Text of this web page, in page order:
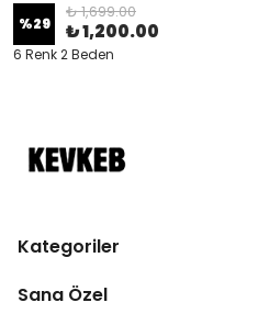
%29
₺ 1,699.00
₺ 1,200.00
6 Renk 2 Beden
Kategoriler
Sana Özel